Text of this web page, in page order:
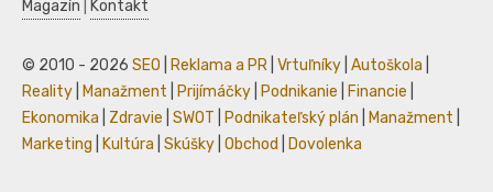
Magazín
Kontakt
© 2010 - 2026 SEO Reklama a PR Vrtuľníky Autoškola
Reality
Manažment Prijímáčky Podnikanie Financie
Ekonomika
Zdravie SWOT Podnikateľský plán Manažment
Marketing
Kultúra Skúšky Obchod Dovolenka